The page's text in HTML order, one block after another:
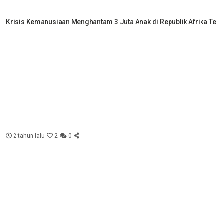
Krisis Kemanusiaan Menghantam 3 Juta Anak di Republik Afrika
2 tahun lalu 2 0